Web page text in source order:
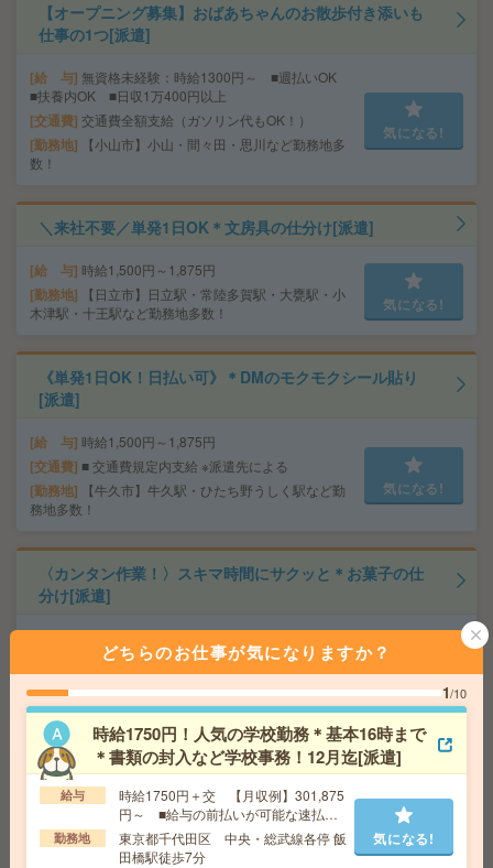
【オープニング募集】おばあちゃんのお散歩付き添いも
仕事の1つ[派遣]
給 与 無資格未経験：時給1300円～ ■週払いOK
■扶養内OK ■日収1万400円以上
交通費 交通費全額支給（ガソリン代もOK！）
勤務地
【小山市】小山・間々田・思川など勤務地多
数！
気になる!
＼来社不要／単発1日OK＊文房具の仕分け[派遣]
給 与 時給1,500円～1,875円
勤務地
【日立市】日立駅・常陸多賀駅・大甕駅・小
木津駅・十王駅など勤務地多数！
気になる!
《単発1日OK！日払い可》＊DMのモクモクシール貼り
[派遣]
給 与 時給1,500円～1,875円
交通費 ■ 交通費規定内支給 ※派遣先による
勤務地
【牛久市】牛久駅・ひたち野うしく駅など勤
務地多数！
気になる!
〈カンタン作業！〉スキマ時間にサクッと＊お菓子の仕
分け[派遣]
■ 交通費規定内支給 ※派遣先による
勤務地 【水戸市】水戸駅・赤塚駅・内原駅・東水戸
駅・常澄駅など勤務地多数！
気になる!
＼来社不要／単発1日OK＊コスメの仕分け[派遣]
時給1,500円～1,875円
勤務地 【土浦市】土浦駅・荒川沖駅・神立駅など勤
気になる!
どちらのお仕事が気になりますか？
1/10
時給1750円！人気の学校勤務＊基本16時まで
＊書類の封入など学校事務！12月迄[派遣]
給与
時給1750円＋交 【月収例】301,875
円～ ■給与の前払いが可能な速払い
サービスあり
勤務地
東京都千代田区 中央・総武線各停 飯
田橋駅徒歩7分
気になる!